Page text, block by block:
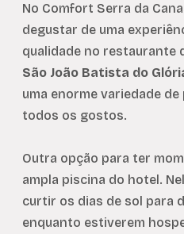
No Comfort Serra da
degustar de uma
qualidade no restaurante
São João Batista do
uma enorme variedade
todos os gostos.
Outra opção para ter
ampla piscina do hotel.
curtir os dias de sol para
enquanto estiverem